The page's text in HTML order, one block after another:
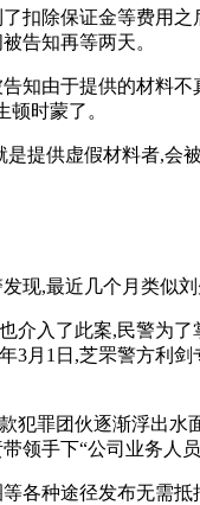
除保证金等费用之
告知再等两天。
由于提供的材料不
时蒙了。
供虚假材料者,会被
,最近几个月类似
入了此案,民警为了
3月1日,芝罘警方利
罪团伙逐渐浮出水
领手下“公司业务人
种途径发布无需抵